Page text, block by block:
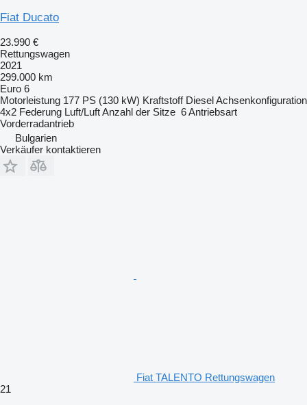
Fiat Ducato
23.990 €
Rettungswagen
2021
299.000 km
Euro 6
Motorleistung 177 PS (130 kW) Kraftstoff DieselAchsenkonfiguration
4x2 Federung Luft/LuftAnzahl der Sitze 6Antriebsart
Vorderradantrieb
Bulgarien
Verkäufer kontaktieren
Fiat TALENTO Rettungswagen
21